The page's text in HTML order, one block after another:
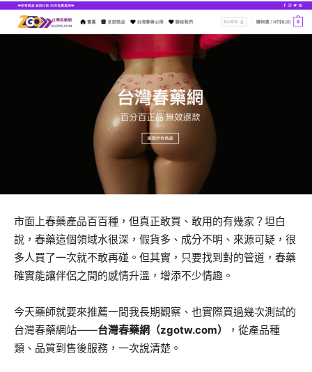
市面上春藥產品百百種，但真正敢買、敢用的有幾家？坦白
說，春藥這個領域水很深，假貨多、成分不明、來源可疑，很
多人買了一次就不敢再碰。但其實，只要找到對的管道，春藥
確實能讓伴侶之間的感情升溫，增添不少情趣。
今天藥師就要來推薦一間我長期觀察、也實際買過幾次測試的
台灣春藥網站——台灣春藥網（zgotw.com）
，從產品種
類、品質到售後服務，一次說清楚。